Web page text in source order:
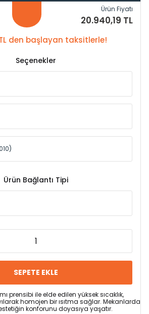
Ürün Fiyatı
20.940,19 TL
den başlayan taksitlerle!
Seçenekler
Ürün Bağlantı Tipi
SEPETE EKLE
prensibi ile elde edilen yüksek sıcaklık,
homojen bir ısıtma sağlar. Mekanlarda
estetiğin konforunu doyasıya yaşatır.